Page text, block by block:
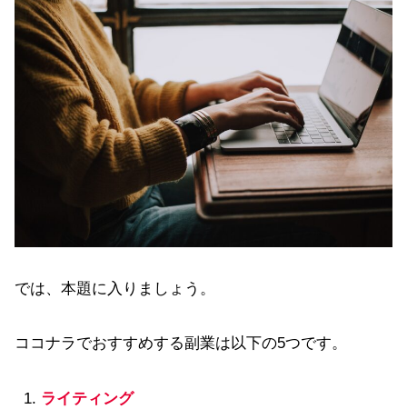
では、本題に入りましょう。
ココナラでおすすめする副業は以下の5つです。
ライティング